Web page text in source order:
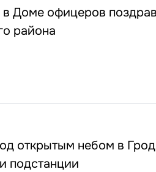
Доме офицеров
района
открытым небом в
подстанции